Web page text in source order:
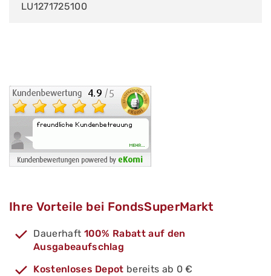
LU1271725100
Ihre Vorteile bei FondsSuperMarkt
Dauerhaft 100% Rabatt auf den
Ausgabeaufschlag
Kostenloses Depot bereits ab 0 €